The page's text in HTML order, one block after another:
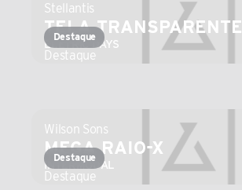
Stellantis
TELA TRANSPARENTE
ELETRIC DAYS
Destaque
Destaque
Wilson Sons
MEGA RAIO-X
INTERMODAL
Destaque
Destaque